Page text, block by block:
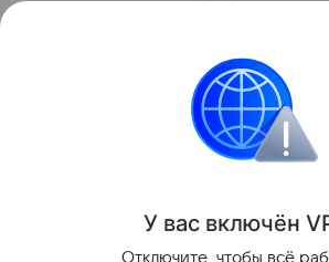
У вас включён V
Отключите, чтобы всё